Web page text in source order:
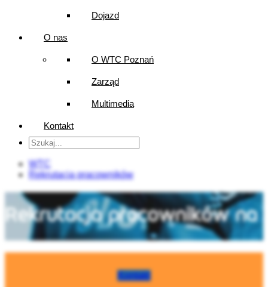
Dojazd
O nas
O WTC Poznań
Zarząd
Multimedia
Kontakt
WTC
Rekrutacja pracowników
Kontakt